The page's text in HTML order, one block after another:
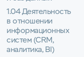
1.04 Деятельность
в отношении
информационных
систем (CRM,
аналитика, BI)